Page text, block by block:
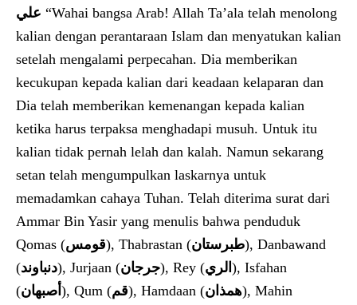
علي “Wahai bangsa Arab! Allah Ta’ala telah menolong
kalian dengan perantaraan Islam dan menyatukan kalian
setelah mengalami perpecahan. Dia memberikan
kecukupan kepada kalian dari keadaan kelaparan dan
Dia telah memberikan kemenangan kepada kalian
ketika harus terpaksa menghadapi musuh. Untuk itu
kalian tidak pernah lelah dan kalah. Namun sekarang
setan telah mengumpulkan laskarnya untuk
memadamkan cahaya Tuhan. Telah diterima surat dari
Ammar Bin Yasir yang menulis bahwa penduduk
Qomas (قومس), Thabrastan (طبرستان), Danbawand
(دنباوند), Jurjaan (جرجان), Rey (الري ), Isfahan
(أصبهان ), Qum (قم), Hamdaan (همذان), Mahin